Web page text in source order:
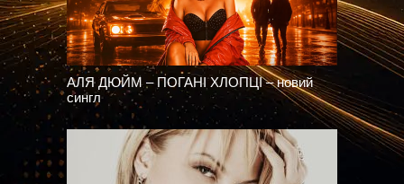
АЛЯ ДЮЙМ – ПОГАНІ ХЛОПЦІ – новий
сингл